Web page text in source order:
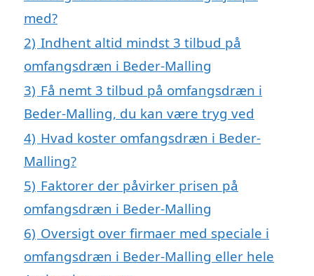
med?
2) Indhent altid mindst 3 tilbud på
omfangsdræn i Beder-Malling
3) Få nemt 3 tilbud på omfangsdræn i
Beder-Malling, du kan være tryg ved
4) Hvad koster omfangsdræn i Beder-
Malling?
5) Faktorer der påvirker prisen på
omfangsdræn i Beder-Malling
6) Oversigt over firmaer med speciale i
omfangsdræn i Beder-Malling eller hele